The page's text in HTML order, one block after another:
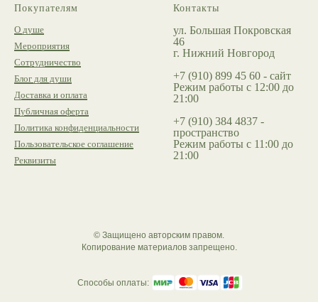
Покупателям
О душе
Мероприятия
Сотрудничество
Блог для души
Доставка и оплата
Публичная оферта
Политика конфиденциальности
Пользовательское соглашение
Реквизиты
Контакты
ул. Большая Покровская
46
г. Нижний Новгород
+7 (910) 899 45 60 - сайт
Режим работы с 12:00 до
21:00
+7 (910) 384 4837 -
пространство
Режим работы с 11:00 до
21:00
© Защищено авторским правом.
Копирование материалов запрещено.
Способы оплаты: